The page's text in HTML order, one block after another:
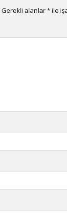
Gerekli alanlar*ile